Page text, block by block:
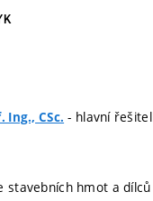
Ing., CSc. - hlavní řešitel
stavebních hmot a dílců